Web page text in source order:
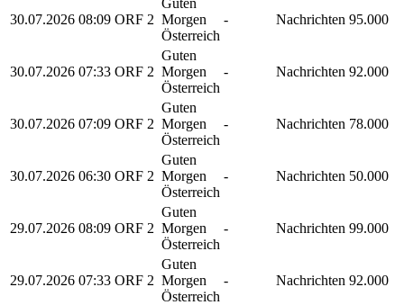
30.07.2026 08:09 ORF 2
Guten
Morgen
Österreich
- Nachrichten 95.000
30.07.2026 07:33 ORF 2
Guten
Morgen
Österreich
- Nachrichten 92.000
30.07.2026 07:09 ORF 2
Guten
Morgen
Österreich
- Nachrichten 78.000
30.07.2026 06:30 ORF 2
Guten
Morgen
Österreich
- Nachrichten 50.000
29.07.2026 08:09 ORF 2
Guten
Morgen
Österreich
- Nachrichten 99.000
29.07.2026 07:33 ORF 2
Guten
Morgen
Österreich
- Nachrichten 92.000